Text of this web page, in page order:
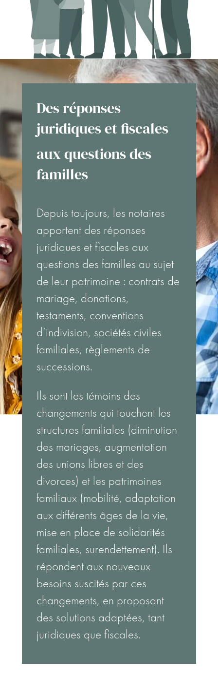
Des réponses
juridiques et fiscales
aux questions des
familles
Depuis toujours, les notaires
apportent des réponses
juridiques et fiscales aux
questions des familles au sujet
de leur patrimoine : contrats de
mariage, donations,
testaments, conventions
d’indivision, sociétés civiles
familiales, règlements de
successions.
Ils sont les témoins des
changements qui touchent les
structures familiales (diminution
des mariages, augmentation
des unions libres et des
divorces) et les patrimoines
familiaux (mobilité, adaptation
aux différents âges de la vie,
mise en place de solidarités
familiales, surendettement). Ils
répondent aux nouveaux
besoins suscités par ces
changements, en proposant
des solutions adaptées, tant
juridiques que fiscales.